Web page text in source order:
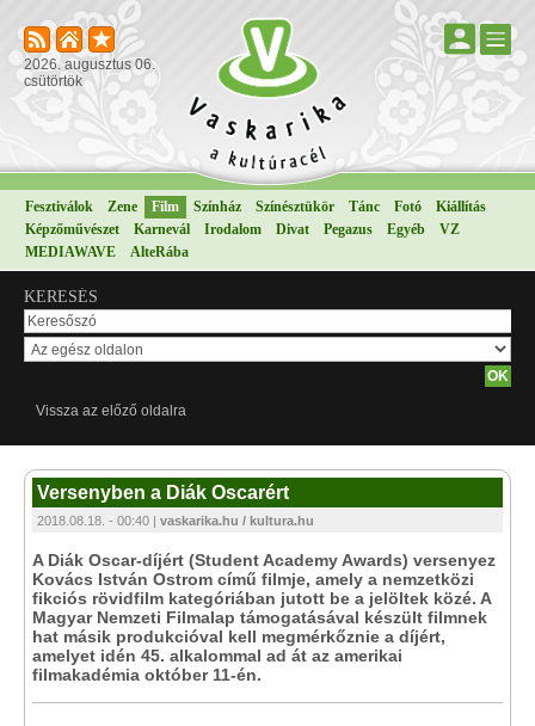
2026. augusztus 06.
csütörtök
Fesztiválok Zene Film Színház Színésztükör Tánc Fotó
Kiállítás
Képzőművészet
Karnevál Irodalom Divat Pegazus Egyéb
VZ
MEDIAWAVE
AlteRába
KERESÉS
Vissza az előző oldalra
Versenyben a Diák Oscarért
2018.08.18. - 00:40 | vaskarika.hu / kultura.hu
A Diák Oscar-díjért (Student Academy Awards) versenyez
Kovács István Ostrom című filmje, amely a nemzetközi
fikciós rövidfilm kategóriában jutott be a jelöltek közé. A
Magyar Nemzeti Filmalap támogatásával készült filmnek
hat másik produkcióval kell megmérkőznie a díjért,
amelyet idén 45. alkalommal ad át az amerikai
filmakadémia október 11-én.